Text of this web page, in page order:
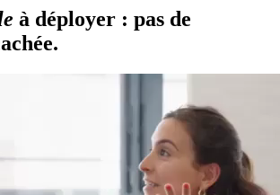
à déployer : pas de